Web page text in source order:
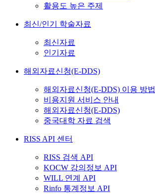
활용도 높은 주제
최신/인기 학술자료
최신자료
인기자료
해외자료신청(E-DDS)
해외자료신청(E-DDS) 이용 방법
비용지원 서비스 안내
해외자료신청(E-DDS)
중국대학 자료 검색
RISS API 센터
RISS 검색 API
KOCW 강의정보 API
WILL 연계 API
Rinfo 통계정보 API